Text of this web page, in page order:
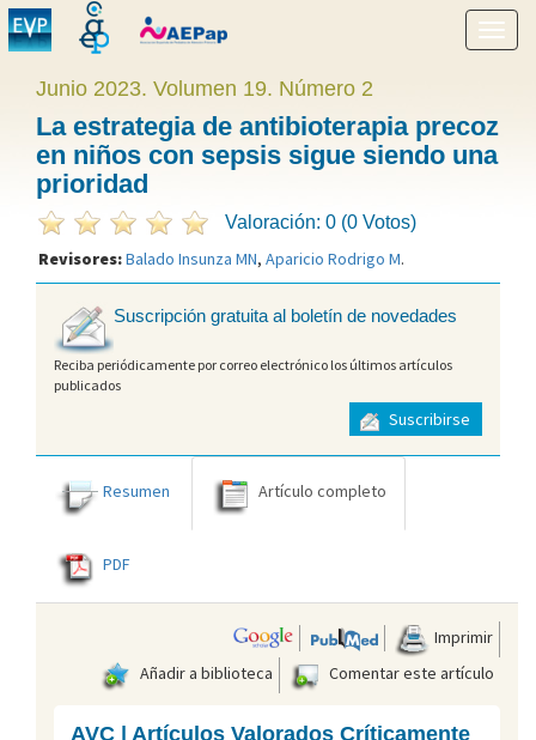
menú
Junio 2023. Volumen 19. Número 2
La estrategia de antibioterapia precoz
en niños con sepsis sigue siendo una
prioridad
Valoración: 0 (0 Votos)
Revisores:Balado Insunza MN, Aparicio Rodrigo M.
Suscripción gratuita al boletín de novedades
Reciba periódicamente por correo electrónico los últimos artículos
publicados
Suscribirse
Resumen Artículo completo
PDF
Imprimir
Añadir a biblioteca
Comentar este artículo
AVC | Artículos Valorados Críticamente